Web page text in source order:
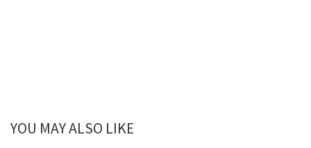
YOU MAY ALSO LIKE